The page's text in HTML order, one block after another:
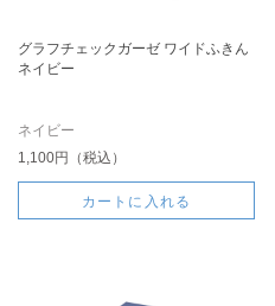
グラフチェックガーゼ ワイドふきん
ネイビー
ネイビー
1,100円（税込）
カートに入れる